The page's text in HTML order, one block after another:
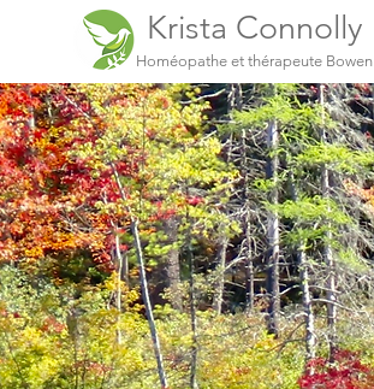
Krista Connolly
Homéopathe et thérapeute Bowen